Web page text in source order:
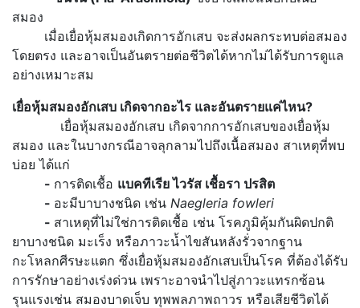
สมอง
เมื่อเยื่อหุ้มสมองเกิดการอักเสบ จะส่งผลกระทบต่อสมอง
โดยตรง และอาจเป็นอันตรายต่อชีวิตได้หากไม่ได้รับการดูแล
อย่างเหมาะสม
เยื่อหุ้มสมองอักเสบ เกิดจากอะไร และอันตรายแค่ไหน?
เยื่อหุ้มสมองอักเสบ เกิดจากการอักเสบของเยื่อหุ้ม
สมอง และในบางกรณีอาจลุกลามไปถึงเนื้อสมอง สาเหตุที่พบ
บ่อย ได้แก่
- การติดเชื้อ แบคทีเรีย ไวรัส เชื้อรา ปรสิต
- อะมีบาบางชนิด เช่น Naegleria fowleri
- สาเหตุที่ไม่ใช่การติดเชื้อ เช่น โรคภูมิคุ้มกันผิดปกติ
ยาบางชนิด มะเร็ง หรือภาวะน้ำไขสันหลังรั่วจากฐาน
กะโหลกศีรษะแตก ซึ่งเยื่อหุ้มสมองอักเสบเป็นโรค ที่ต้องได้รับ
การรักษาอย่างเร่งด่วน เพราะอาจนำไปสู่ภาวะแทรกซ้อน
รุนแรงเช่น สมองบาดเจ็บ ทุพพลภาพถาวร หรือเสียชีวิตได้